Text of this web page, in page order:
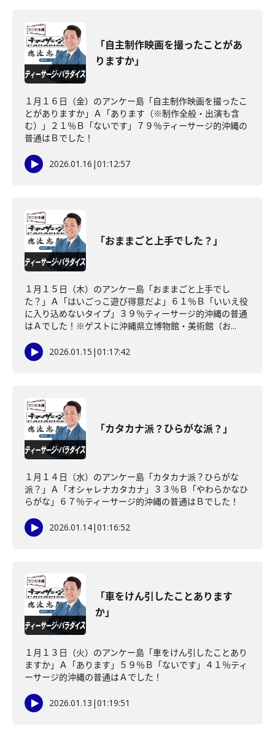
「自主制作映画を撮ったことがあ
りますか」
１月１６日（金）のアンケー島「自主制作映画を撮ったこ
とがありますか」Ａ「あります（※制作全般・出演も含
む）」２１％Ｂ「ないです」７９％ティーサージ的沖縄の
普通はＢでした！
2026.01.16 |01:12:57
「おままごと上手でした？」
１月１５日（木）のアンケー島「おままごと上手でし
た？」Ａ「はいごっこ遊び得意だよ」６１％Ｂ「いいえ役
に入り込めないタイプ」３９％ティーサージ的沖縄の普通
はＡでした！※ゲストに沖縄県立博物館・美術館（お...
2026.01.15 |01:17:42
「カタカナ派？ひらがな派？」
１月１４日（水）のアンケー島「カタカナ派？ひらがな
派？」Ａ「オシャレナカタカナ」３３％Ｂ「やわらかなひ
らがな」６７％ティーサージ的沖縄の普通はＢでした！
2026.01.14|01:16:52
「車をけん引したことあります
か」
１月１３日（火）のアンケー島「車をけん引したことあり
ますか」Ａ「あります」５９％Ｂ「ないです」４１％ティ
ーサージ的沖縄の普通はＡでした！
2026.01.13 |01:19:51